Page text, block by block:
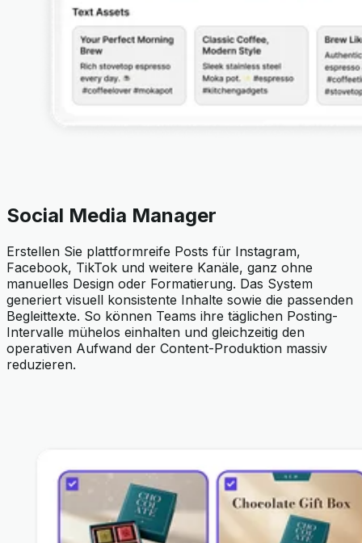
Social Media Manager
Erstellen Sie plattformreife Posts für Instagram,
Facebook, TikTok und weitere Kanäle, ganz ohne
manuelles Design oder Formatierung. Das System
generiert visuell konsistente Inhalte sowie die passenden
Begleittexte. So können Teams ihre täglichen Posting-
Intervalle mühelos einhalten und gleichzeitig den
operativen Aufwand der Content-Produktion massiv
reduzieren.